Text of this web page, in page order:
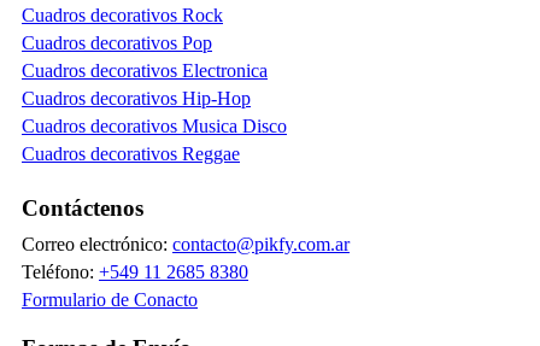
Cuadros decorativos Rock
Cuadros decorativos Pop
Cuadros decorativos Electronica
Cuadros decorativos Hip-Hop
Cuadros decorativos Musica Disco
Cuadros decorativos Reggae
Contáctenos
Correo electrónico: contacto@pikfy.com.ar
Teléfono: +549 11 2685 8380
Formulario de Conacto